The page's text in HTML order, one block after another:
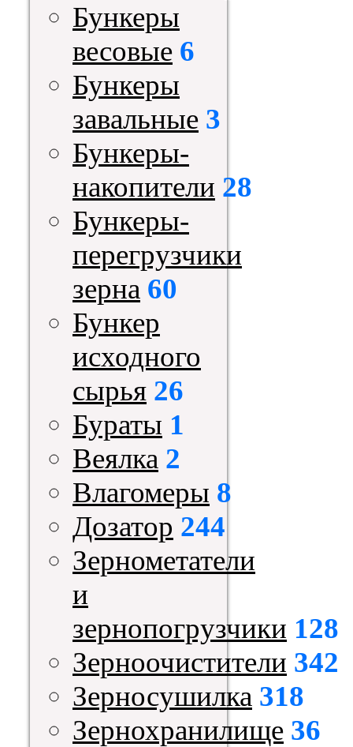
Бункеры
весовые 6
Бункеры
завальные 3
Бункеры-
накопители 28
Бункеры-
перегрузчики
зерна 60
Бункер
исходного
сырья 26
Бураты 1
Веялка 2
Влагомеры 8
Дозатор 244
Зернометатели
и
зернопогрузчики 128
Зерноочистители 342
Зерносушилка 318
Зернохранилище 36